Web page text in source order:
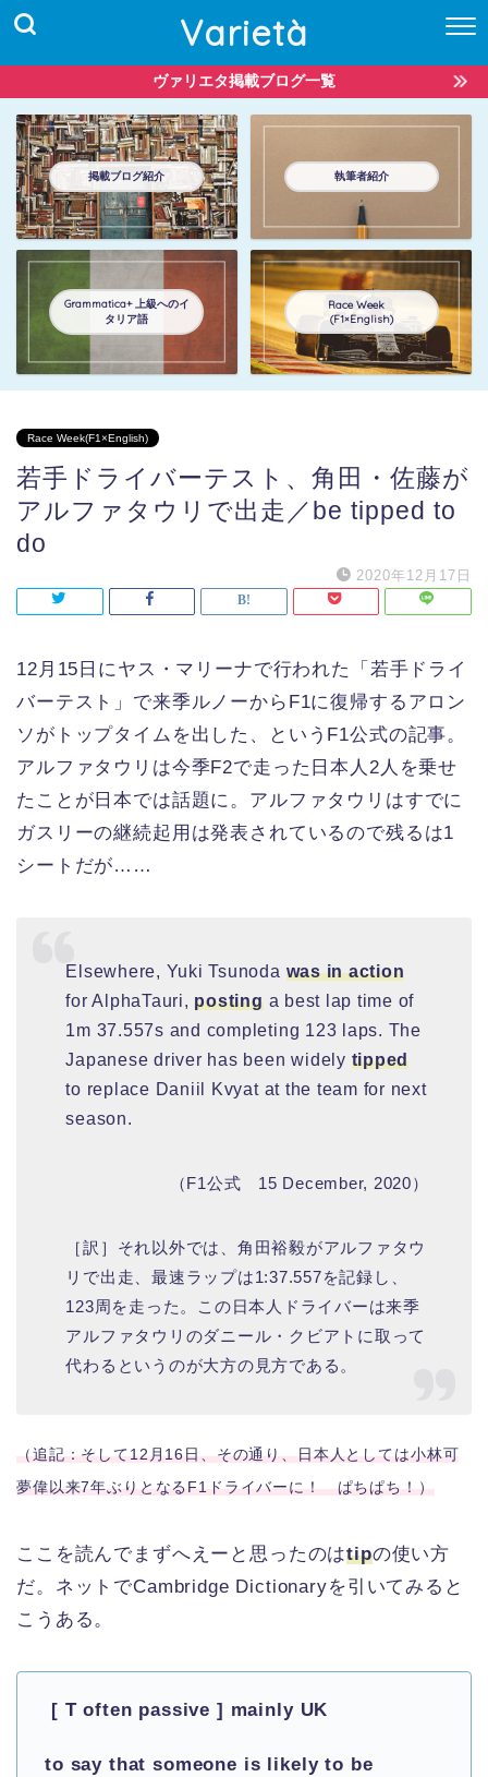
Varietà
ヴァリエタ掲載ブログ一覧
掲載ブログ紹介 執筆者紹介
Grammatica+ 上級へのイ
タリア語
Race Week
(F1×English)
Race Week(F1×English)
若手ドライバーテスト、角田・佐藤が
アルファタウリで出走／be tipped to
do
2020年12月17日
12月15日にヤス・マリーナで行われた「若手ドライ
バーテスト」で来季ルノーからF1に復帰するアロン
ソがトップタイムを出した、というF1公式の記事。
アルファタウリは今季F2で走った日本人2人を乗せ
たことが日本では話題に。アルファタウリはすでに
ガスリーの継続起用は発表されているので残るは1
シートだが……
Elsewhere, Yuki Tsunoda was in action
for AlphaTauri,postinga best lap time of
1m 37.557s and completing 123 laps. The
Japanese driver has been widely tipped
to replace Daniil Kvyat at the team for next
season.
（F1公式 15 December, 2020）
［訳］それ以外では、角田裕毅がアルファタウ
リで出走、最速ラップは1:37.557を記録し、
123周を走った。この日本人ドライバーは来季
アルファタウリのダニール・クビアトに取って
代わるというのが大方の見方である。
（追記：そして12月16日、その通り、日本人としては小林可
夢偉以来7年ぶりとなるF1ドライバーに！ ぱちぱち！）
ここを読んでまずへえーと思ったのはtipの使い方
だ。ネットでCambridge Dictionaryを引いてみると
こうある。
[ T often passive ] mainly UK
to say that someone is likely to be